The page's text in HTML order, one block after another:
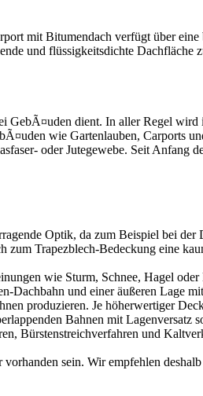
mit Bitumendach verfügt über
und flüssigkeitsdichte Dachfläche
GebÃ¤uden dient. In aller Regel
wie Gartenlauben, Carports
oder Jutegewebe. Seit Anfang
Optik, da zum Beispiel bei
Trapezblech-Bedeckung eine
wie Sturm, Schnee, Hagel
Dachbahn und einer äußeren Lage
produzieren. Je höherwertiger
Bahnen mit Lagenversatz
Bürstenstreichverfahren und
sein. Wir empfehlen